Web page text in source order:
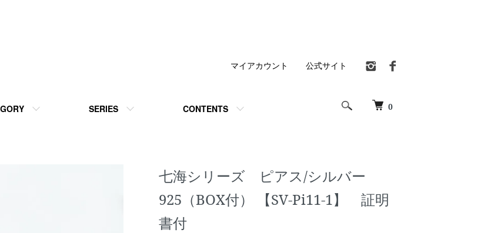
0
SERIES CONTENTS
マイアカウント 公式サイト
七海シリーズ ピアス/シルバー
925（BOX付） 【SV-Pi11-1】 証明
書付